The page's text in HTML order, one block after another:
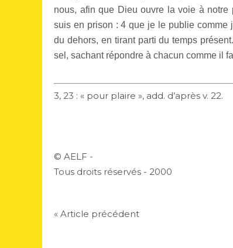
nous, afin que Dieu ouvre la voie à
suis en prison : 4 que je le publie comme
du dehors, en tirant parti du temps
sel, sachant répondre à chacun comme il
3, 23 : « pour plaire », add. d’après v. 22.
© AELF -
Tous droits réservés - 2000
« Article précédent